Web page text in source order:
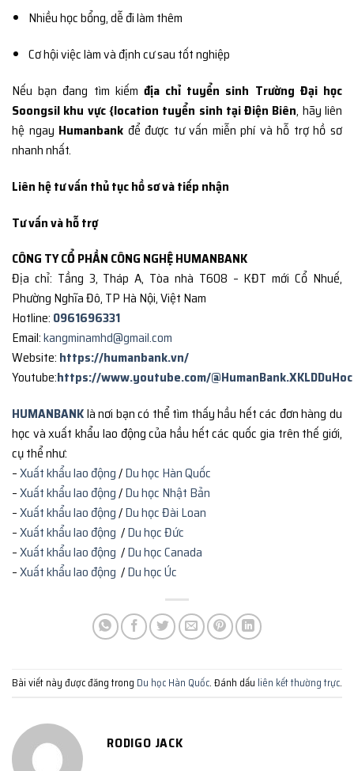
Nhiều học bổng, dễ đi làm thêm
Cơ hội việc làm và định cư sau tốt nghiệp
Nếu bạn đang tìm kiếm địa chỉ tuyển sinh Trường Đại học
Soongsil khu vực {location tuyển sinh tại Điện Biên, hãy liên
hệ ngay Humanbank để được tư vấn miễn phí và hỗ trợ hồ sơ
nhanh nhất.
Liên hệ tư vấn thủ tục hồ sơ và tiếp nhận
Tư vấn và hỗ trợ
CÔNG TY CỔ PHẦN CÔNG NGHỆ HUMANBANK
Địa chỉ: Tầng 3, Tháp A, Tòa nhà T608 – KĐT mới Cổ Nhuế,
Phường Nghĩa Đô, TP Hà Nội, Việt Nam
Hotline: 0961696331
Email:kangminamhd@gmail.com
Website: https://humanbank.vn/
Youtube:https://www.youtube.com/@HumanBank.XKLDDuHoc
HUMANBANKlà nơi bạn có thể tìm thấy hầu hết các đơn hàng du
học và xuất khẩu lao động của hầu hết các quốc gia trên thế giới,
cụ thể như:
–Xuất khẩu lao động/Du học Hàn Quốc
–Xuất khẩu lao động/Du học Nhật Bản
–Xuất khẩu lao động/Du học Đài Loan
–Xuất khẩu lao động /Du học Đức
–Xuất khẩu lao động /Du học Canada
–Xuất khẩu lao động /Du học Úc
Bài viết này được đăng trong Du học Hàn Quốc. Đánh dấu liên kết thường trực.
RODIGO JACK